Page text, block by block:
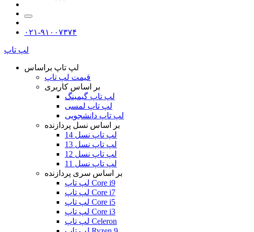
۰۲۱-۹۱۰۰۷۳۷۴
لپ تاپ
لپ تاپ براساس
قیمت لپ تاپ
بر اساس کاربری
لپ تاپ گیمینگ
لپ تاپ لمسی
لپ تاپ دانشجویی
بر اساس نسل پردازنده
لپ تاپ نسل 14
لپ تاپ نسل 13
لپ تاپ نسل 12
لپ تاپ نسل 11
بر اساس سری پردازنده
لپ تاپ Core i9
لپ تاپ Core i7
لپ تاپ Core i5
لپ تاپ Core i3
لپ تاپ Celeron